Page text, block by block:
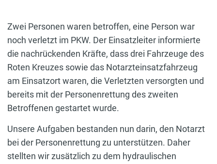
Zwei Personen waren betroffen, eine Person war
noch verletzt im PKW. Der Einsatzleiter informierte
die nachrückenden Kräfte, dass drei Fahrzeuge des
Roten Kreuzes sowie das Notarzteinsatzfahrzeug
am Einsatzort waren, die Verletzten versorgten und
bereits mit der Personenrettung des zweiten
Betroffenen gestartet wurde.
Unsere Aufgaben bestanden nun darin, den Notarzt
bei der Personenrettung zu unterstützen. Daher
stellten wir zusätzlich zu dem hydraulischen